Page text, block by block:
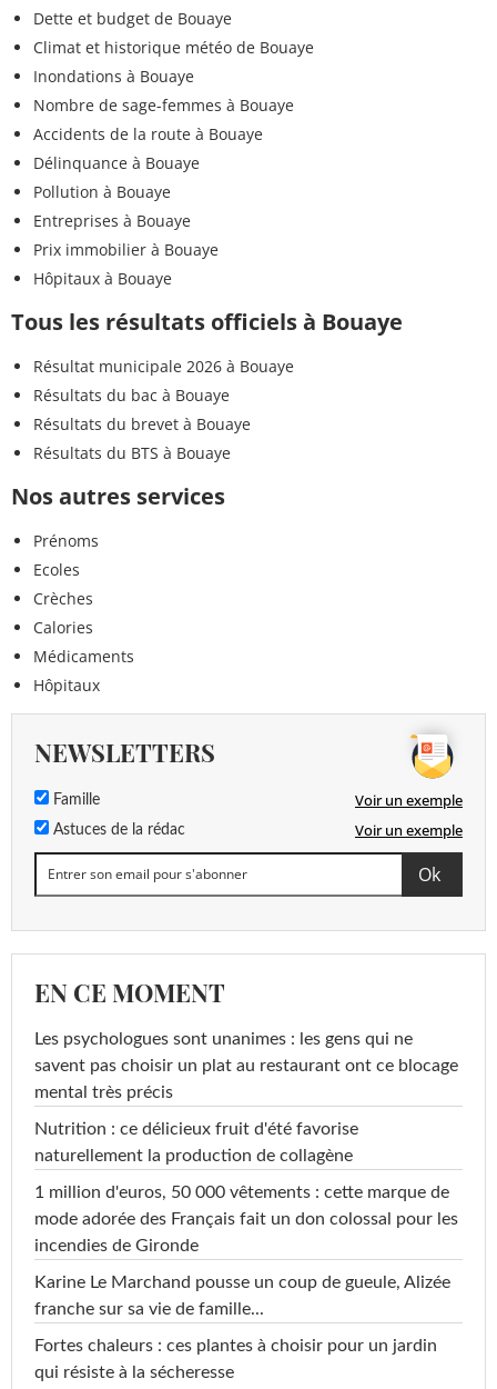
Dette et budget de Bouaye
Climat et historique météo de Bouaye
Inondations à Bouaye
Nombre de sage-femmes à Bouaye
Accidents de la route à Bouaye
Délinquance à Bouaye
Pollution à Bouaye
Entreprises à Bouaye
Prix immobilier à Bouaye
Hôpitaux à Bouaye
Tous les résultats officiels à Bouaye
Résultat municipale 2026 à Bouaye
Résultats du bac à Bouaye
Résultats du brevet à Bouaye
Résultats du BTS à Bouaye
Nos autres services
Prénoms
Ecoles
Crèches
Calories
Médicaments
Hôpitaux
NEWSLETTERS
Famille Voir un exemple
Astuces de la rédac Voir un exemple
EN CE MOMENT
Les psychologues sont unanimes : les gens qui ne
savent pas choisir un plat au restaurant ont ce blocage
mental très précis
Nutrition : ce délicieux fruit d'été favorise
naturellement la production de collagène
1 million d'euros, 50 000 vêtements : cette marque de
mode adorée des Français fait un don colossal pour les
incendies de Gironde
Karine Le Marchand pousse un coup de gueule, Alizée
franche sur sa vie de famille...
Fortes chaleurs : ces plantes à choisir pour un jardin
qui résiste à la sécheresse